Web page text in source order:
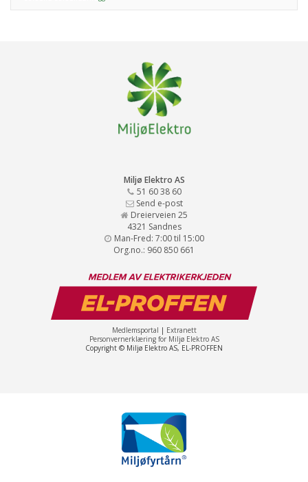
Miljø Elektro AS
51 60 38 60
Send e-post
Dreierveien 25
4321 Sandnes
Man-Fred: 7:00 til 15:00
Org.no.: 960 850 661
Medlemsportal | Extranett
Personvernerklæring for Miljø Elektro AS
Copyright © Miljø Elektro AS, EL-PROFFEN